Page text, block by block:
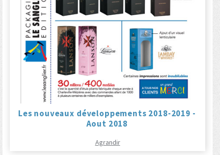
Les nouveaux développements 2018-2019 -
Aout 2018
Agrandir